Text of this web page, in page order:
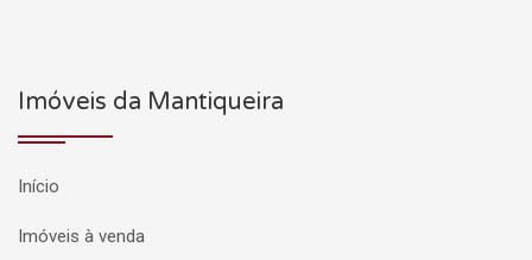
Imóveis da Mantiqueira
Início
Imóveis à venda